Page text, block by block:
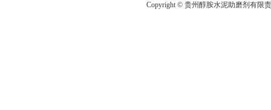
Copyright © 贵州醇胺水泥助磨剂有限